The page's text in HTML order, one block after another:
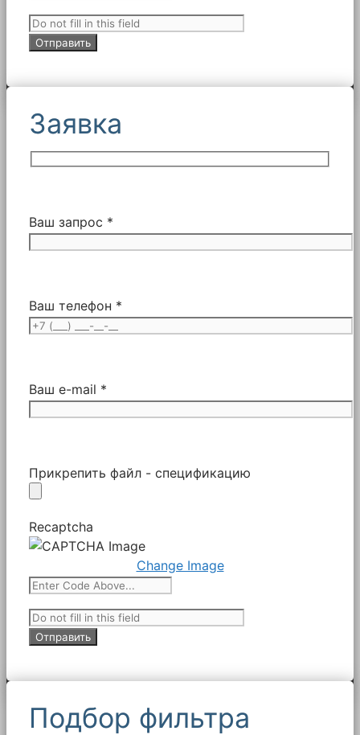
Заявка
Ваш запрос *
Ваш телефон *
Ваш e-mail *
Прикрепить файл - спецификацию
Recaptcha
Change Image
Подбор фильтра